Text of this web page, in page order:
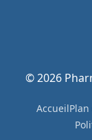
© 2026
Accueil